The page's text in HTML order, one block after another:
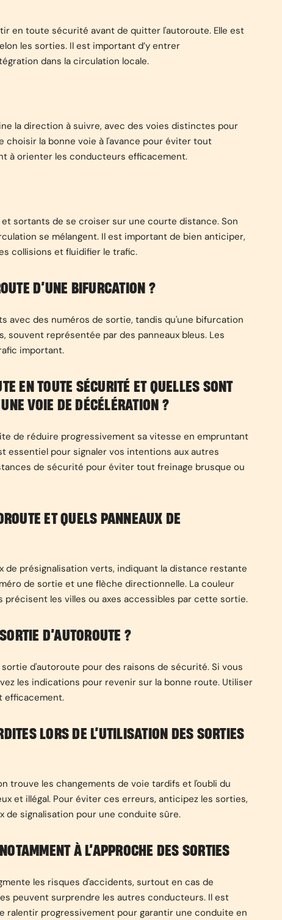
en toute sécurité avant de quitter l'autoroute. Elle est
les sorties. Il est important d’y entrer
dans la circulation locale.
la direction à suivre, avec des voies distinctes pour
la bonne voie à l'avance pour éviter tout
à orienter les conducteurs efficacement.
sortants de se croiser sur une courte distance. Son
se mélangent. Il est important de bien anticiper,
collisions et fluidifier le trafic.
D’UNE BIFURCATION ?
avec des numéros de sortie, tandis qu'une bifurcation
souvent représentée par des panneaux bleus. Les
important.
EN TOUTE SÉCURITÉ ET QUELLES SONT
VOIE DE DÉCÉLÉRATION ?
de réduire progressivement sa vitesse en empruntant
essentiel pour signaler vos intentions aux autres
de sécurité pour éviter tout freinage brusque ou
ET QUELS PANNEAUX DE
présignalisation verts, indiquant la distance restante
de sortie et une flèche directionnelle. La couleur
les villes ou axes accessibles par cette sortie.
D’AUTOROUTE ?
d'autoroute pour des raisons de sécurité. Si vous
les indications pour revenir sur la bonne route. Utiliser
efficacement.
LORS DE L’UTILISATION DES SORTIES
trouve les changements de voie tardifs et l'oubli du
et illégal. Pour éviter ces erreurs, anticipez les sorties,
de signalisation pour une conduite sûre.
À L’APPROCHE DES SORTIES
les risques d'accidents, surtout en cas de
peuvent surprendre les autres conducteurs. Il est
progressivement pour garantir une conduite en